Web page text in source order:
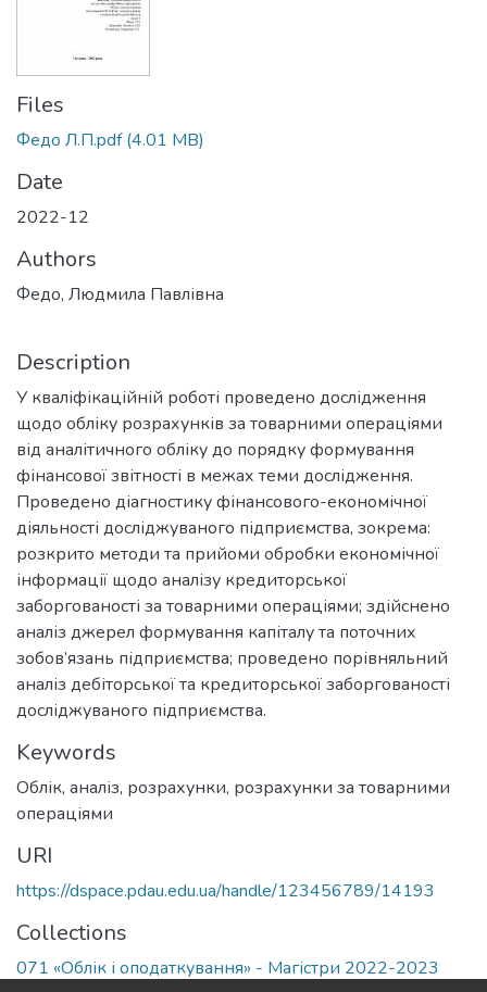
Files
Федо Л.П.pdf(4.01 MB)
Date
2022-12
Authors
Федо, Людмила Павлівна
Description
У кваліфікаційній роботі проведено дослідження
щодо обліку розрахунків за товарними операціями
від аналітичного обліку до порядку формування
фінансової звітності в межах теми дослідження.
Проведено діагностику фінансового-економічної
діяльності досліджуваного підприємства, зокрема:
розкрито методи та прийоми обробки економічної
інформації щодо аналізу кредиторської
заборгованості за товарними операціями; здійснено
аналіз джерел формування капіталу та поточних
зобов’язань підприємства; проведено порівняльний
аналіз дебіторської та кредиторської заборгованості
досліджуваного підприємства.
Keywords
Облік, аналіз, розрахунки, розрахунки за товарними
операціями
URI
https://dspace.pdau.edu.ua/handle/123456789/14193
Collections
071 «Облік і оподаткування» - Магістри 2022-2023